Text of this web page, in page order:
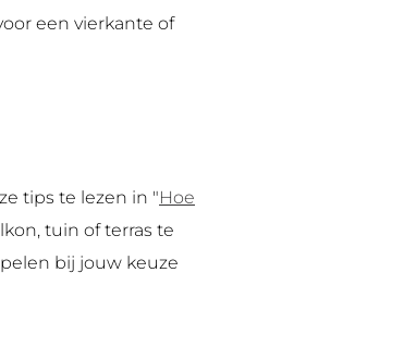
een vierkante of
tips te lezen in "Hoe
tuin of terras te
bij jouw keuze